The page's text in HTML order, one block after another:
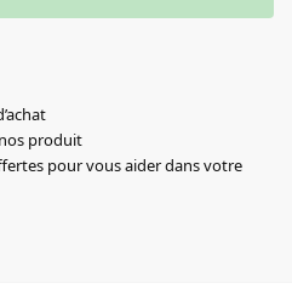
produit
pour vous aider dans votre